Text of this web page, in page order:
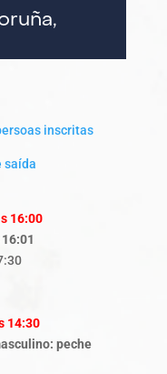
inscritas
saída
16:00
14:30
peche